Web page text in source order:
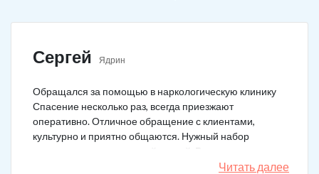
Сергей Ядрин
Обращался за помощью в наркологическую клинику
Спасение несколько раз, всегда приезжают
оперативно. Отличное обращение с клиентами,
культурно и приятно общаются. Нужный набор
медикаментов под каждый случай. Разное состояние,
Читать далее